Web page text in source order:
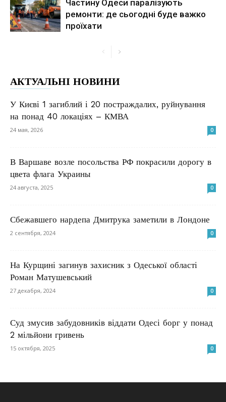
Частину Одеси паралізують
ремонти: де сьогодні буде важко
проїхати
АКТУАЛЬНІ НОВИНИ
У Києві 1 загиблий і 20 постраждалих, руйнування
на понад 40 локаціях – КМВА
24 мая, 2026 0
В Варшаве возле посольства РФ покрасили дорогу в
цвета флага Украины
24 августа, 2025 0
Сбежавшего нардепа Дмитрука заметили в Лондоне
2 сентября, 2024 0
На Курщині загинув захисник з Одеської області
Роман Матушевський
27 декабря, 2024 0
Суд змусив забудовників віддати Одесі борг у понад
2 мільйони гривень
15 октября, 2025 0